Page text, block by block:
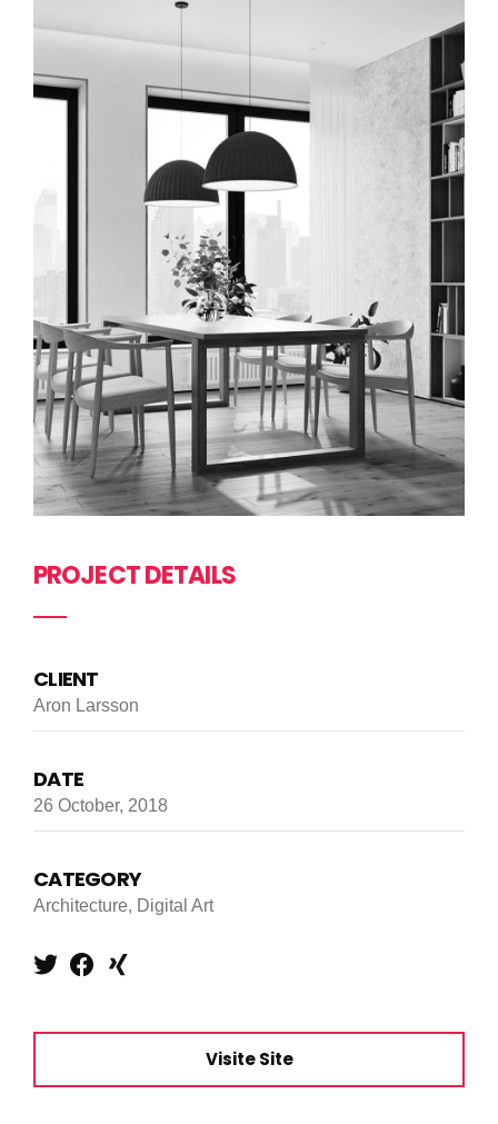
PROJECT DETAILS
CLIENT
Aron Larsson
DATE
26 October, 2018
CATEGORY
Architecture, Digital Art
Visite Site